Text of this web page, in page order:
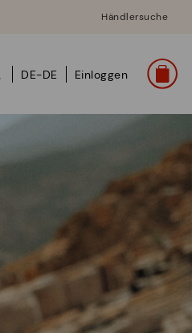
Händlersuche
DE-DE Einloggen